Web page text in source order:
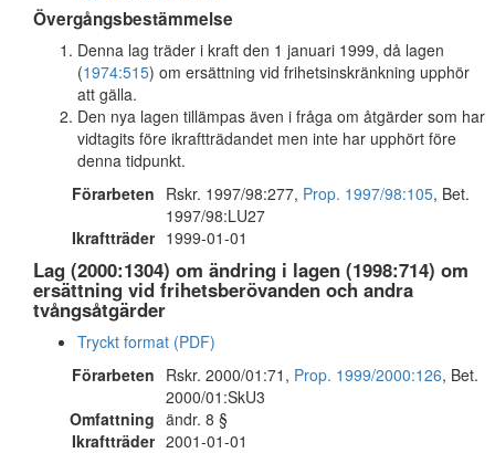
Övergångsbestämmelse
Denna lag träder i kraft den 1 januari 1999, då lagen
(1974:515) om ersättning vid frihetsinskränkning upphör
att gälla.
Den nya lagen tillämpas även i fråga om åtgärder som har
vidtagits före ikraftträdandet men inte har upphört före
denna tidpunkt.
Förarbeten Rskr. 1997/98:277, Prop. 1997/98:105, Bet.
1997/98:LU27
Ikraftträder 1999-01-01
Lag (2000:1304) om ändring i lagen (1998:714) om
ersättning vid frihetsberövanden och andra
tvångsåtgärder
Tryckt format (PDF)
Förarbeten Rskr. 2000/01:71, Prop. 1999/2000:126, Bet.
2000/01:SkU3
Omfattning ändr. 8 §
Ikraftträder 2001-01-01